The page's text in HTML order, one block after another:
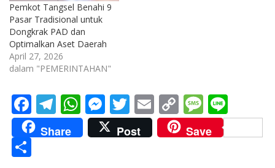
Pemkot Tangsel Benahi 9
Pasar Tradisional untuk
Dongkrak PAD dan
Optimalkan Aset Daerah
April 27, 2026
dalam "PEMERINTAHAN"
F
ac
e
T
el
e
W
h
at
M
e
ss
T
w
itt
E
m
ai
C
o
p
M
e
ss
n
e
Share Post Save
S